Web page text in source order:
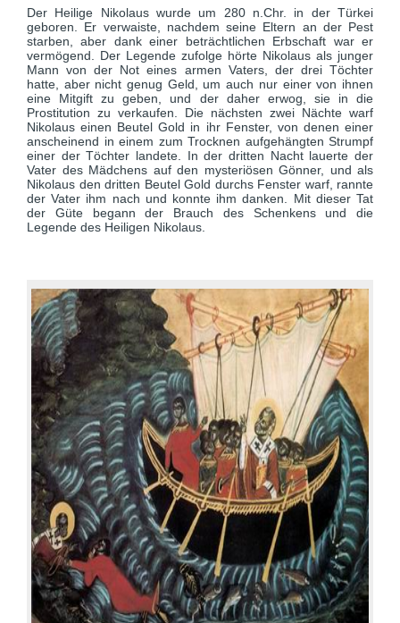
Der Heilige Nikolaus wurde um 280 n.Chr. in der Türkei
geboren. Er verwaiste, nachdem seine Eltern an der Pest
starben, aber dank einer beträchtlichen Erbschaft war er
vermögend. Der Legende zufolge hörte Nikolaus als junger
Mann von der Not eines armen Vaters, der drei Töchter
hatte, aber nicht genug Geld, um auch nur einer von ihnen
eine Mitgift zu geben, und der daher erwog, sie in die
Prostitution zu verkaufen. Die nächsten zwei Nächte warf
Nikolaus einen Beutel Gold in ihr Fenster, von denen einer
anscheinend in einem zum Trocknen aufgehängten Strumpf
einer der Töchter landete. In der dritten Nacht lauerte der
Vater des Mädchens auf den mysteriösen Gönner, und als
Nikolaus den dritten Beutel Gold durchs Fenster warf, rannte
der Vater ihm nach und konnte ihm danken. Mit dieser Tat
der Güte begann der Brauch des Schenkens und die
Legende des Heiligen Nikolaus.